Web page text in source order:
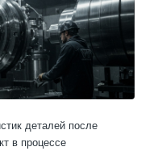
деталей после
в процессе